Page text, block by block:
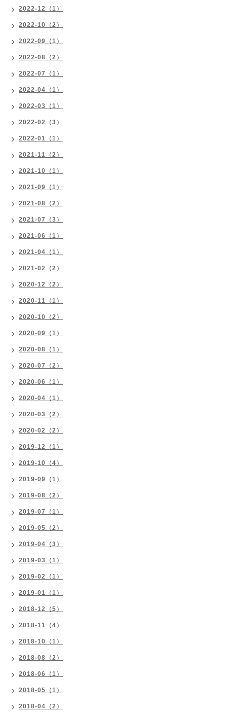
2022-12（1）
2022-10（2）
2022-09（1）
2022-08（2）
2022-07（1）
2022-04（1）
2022-03（1）
2022-02（3）
2022-01（1）
2021-11（2）
2021-10（1）
2021-09（1）
2021-08（2）
2021-07（3）
2021-06（1）
2021-04（1）
2021-02（2）
2020-12（2）
2020-11（1）
2020-10（2）
2020-09（1）
2020-08（1）
2020-07（2）
2020-06（1）
2020-04（1）
2020-03（2）
2020-02（2）
2019-12（1）
2019-10（4）
2019-09（1）
2019-08（2）
2019-07（1）
2019-05（2）
2019-04（3）
2019-03（1）
2019-02（1）
2019-01（1）
2018-12（5）
2018-11（4）
2018-10（1）
2018-08（2）
2018-06（1）
2018-05（1）
2018-04（2）